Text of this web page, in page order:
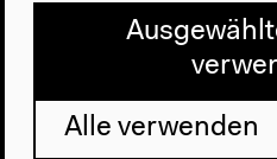
Besuch
Barrierefreiheit
Webshop
Alle verwenden